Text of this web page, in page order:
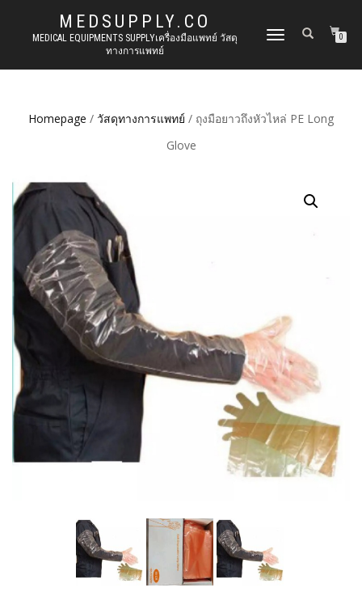
MEDSUPPLY.CO
MEDICAL EQUIPMENTS SUPPLYเครื่องมือแพทย์ วัสดุ
ทางการแพทย์
TOGGLE
0
Homepage / วัสดุทางการแพทย์ / ถุงมือยาวถึงหัวไหล่ PE Long
Glove